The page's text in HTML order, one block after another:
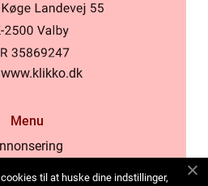
www.klikko.dk
Menu
til at huske dine indstillinger,